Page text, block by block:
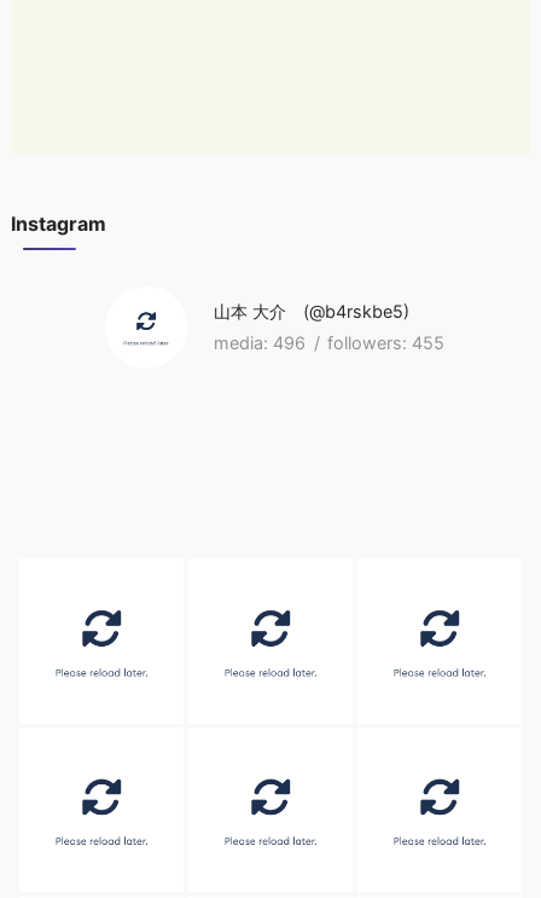
Instagram
山本 大介
b4rskbe5
496
455